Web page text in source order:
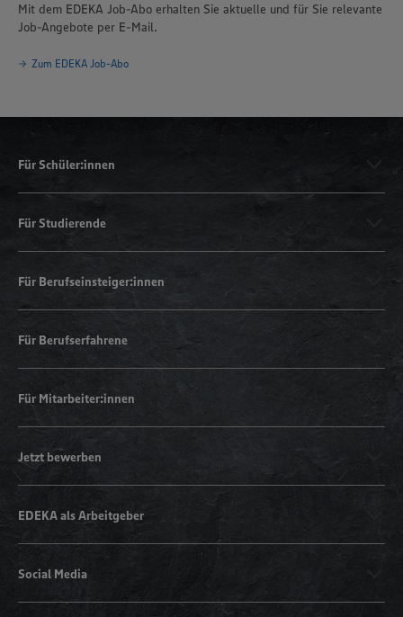
Mit dem EDEKA Job-Abo erhalten Sie aktuelle und für Sie relevante
Job-Angebote per E-Mail.
Zum EDEKA Job-Abo
Für Schüler:innen
Für Studierende
Für Berufseinsteiger:innen
Für Berufserfahrene
Für Mitarbeiter:innen
Jetzt bewerben
EDEKA als Arbeitgeber
Social Media